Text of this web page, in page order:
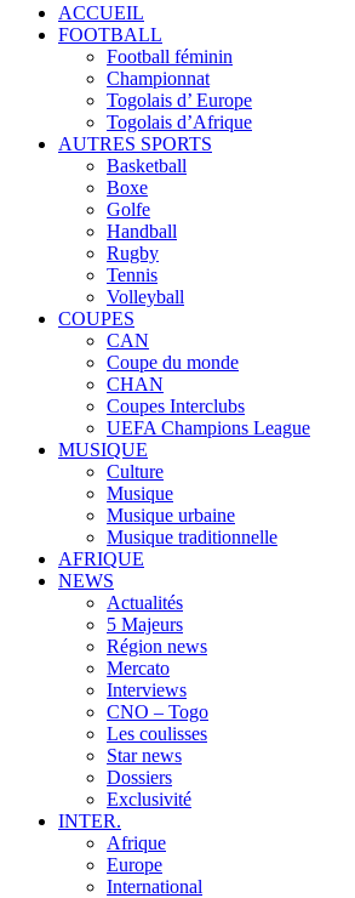
ACCUEIL
FOOTBALL
Football féminin
Championnat
Togolais d’ Europe
Togolais d’Afrique
AUTRES SPORTS
Basketball
Boxe
Golfe
Handball
Rugby
Tennis
Volleyball
COUPES
CAN
Coupe du monde
CHAN
Coupes Interclubs
UEFA Champions League
MUSIQUE
Culture
Musique
Musique urbaine
Musique traditionnelle
AFRIQUE
NEWS
Actualités
5 Majeurs
Région news
Mercato
Interviews
CNO – Togo
Les coulisses
Star news
Dossiers
Exclusivité
INTER.
Afrique
Europe
International